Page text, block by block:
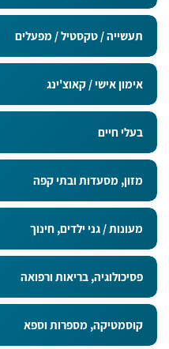
תעשייה / טקסטיל / מפעלים
אימון אישי / קאוצ'ינג
בעלי חיים
מזון, מסעדות ובתי קפה
מעונות / גני ילדים, חינוך
פסיכולוגיה, בריאות ורפואה
קוסמטיקה, מספרות וספא